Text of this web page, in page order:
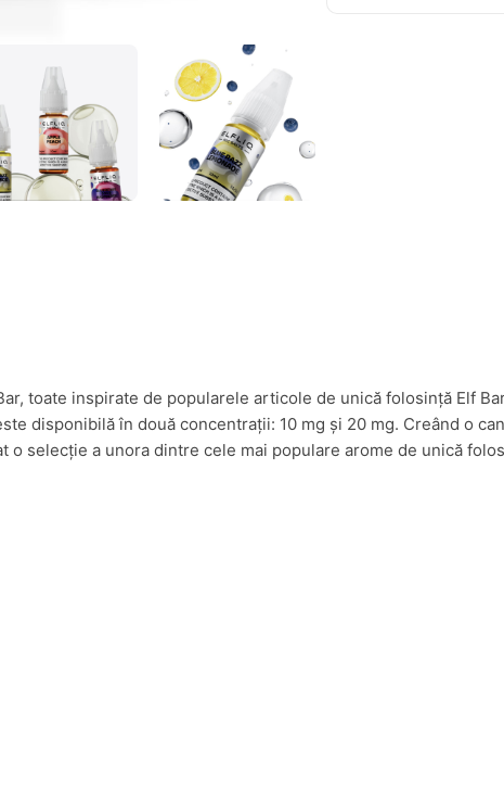
toate inspirate de popularele articole de unică folosință Elf
disponibilă în două concentrații: 10 mg și 20 mg. Creând o
o selecție a unora dintre cele mai populare arome de unică